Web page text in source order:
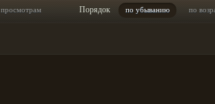
просмотрам Порядок по убыванию по